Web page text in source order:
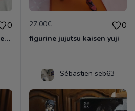
0
cousin demon slayer kimestsu neuf
27.00€ 0
figurine jujutsu kaisen yuji
Sébastien seb63